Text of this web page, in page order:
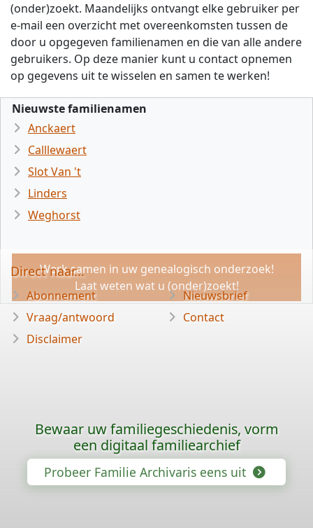
(onder)zoekt. Maandelijks ontvangt elke gebruiker per
e-mail een overzicht met overeenkomsten tussen de
door u opgegeven familienamen en die van alle andere
gebruikers. Op deze manier kunt u contact opnemen
op gegevens uit te wisselen en samen te werken!
Nieuwste familienamen
Anckaert
Calllewaert
Slot Van 't
Linders
Weghorst
Werk samen in uw genealogisch onderzoek!
Laat weten wat u (onder)zoekt!
Direct naar...
Abonnement
Vraag/antwoord
Disclaimer
Nieuwsbrief
Contact
Bewaar uw familiegeschiedenis, vorm
een digitaal familiearchief
Probeer Familie Archivaris eens uit